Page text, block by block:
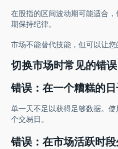
在股指的区间波动期可能适合
期保持纪律。
市场不能替代技能，但可以让您
切换市场时常见的错误
错误：在一个糟糕的
单一天不足以获得足够数据。
个交易日。
错误：在市场活跃时